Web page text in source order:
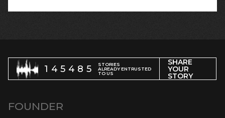
145485
STORIES
ALREADY ENTRUSTED
TO US
SHARE
YOUR
STORY
FOUNDER